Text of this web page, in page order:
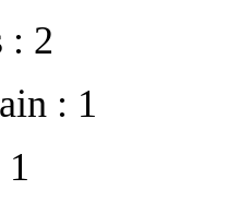
: 2
: 1